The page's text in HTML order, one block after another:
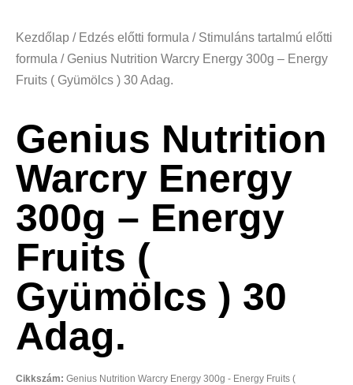
Kezdőlap / Edzés előtti formula / Stimuláns tartalmú előtti
formula / Genius Nutrition Warcry Energy 300g – Energy
Fruits ( Gyümölcs ) 30 Adag.
Genius Nutrition
Warcry Energy
300g – Energy
Fruits (
Gyümölcs ) 30
Adag.
Cikkszám: Genius Nutrition Warcry Energy 300g - Energy Fruits (